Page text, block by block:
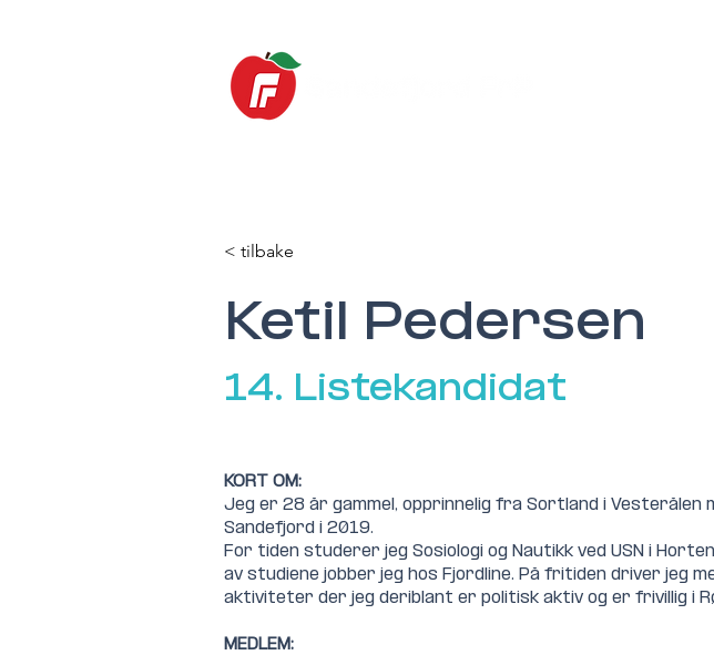
< tilbake
Ketil Pedersen
14. Listekandidat
KORT OM:
Jeg er 28 år gammel, opprinnelig fra Sortland i Vesterålen
Sandefjord i 2019.
For tiden studerer jeg Sosiologi og Nautikk ved USN i
av studiene jobber jeg hos Fjordline. På fritiden driver jeg
aktiviteter der jeg deriblant er politisk aktiv og er frivillig i
MEDLEM: